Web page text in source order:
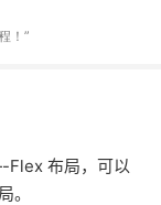
！”
Flex 布局，可以
。